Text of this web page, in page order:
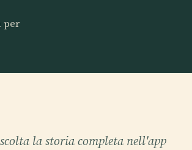
per
la storia completa nell'app